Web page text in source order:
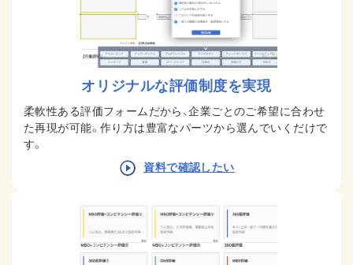
オリジナルな評価制度を実現
柔軟性ある評価フォームだから、企業ごとのご希望に合わせ
た再現が可能。作り方は豊富なパーツから選んでいくだけで
す。
資料で確認したい